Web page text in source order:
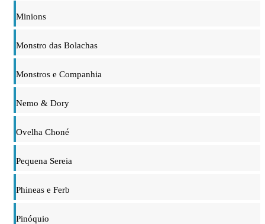
Minions
Monstro das Bolachas
Monstros e Companhia
Nemo & Dory
Ovelha Choné
Pequena Sereia
Phineas e Ferb
Pinóquio